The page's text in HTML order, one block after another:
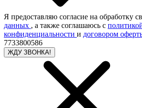
Я предоставляю согласие на обработку
данных , а также соглашаюсь с
конфиденциальности и договором
7733800586
ЖДУ ЗВОНКА!